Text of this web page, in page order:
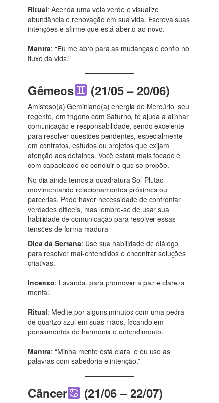
Ritual: Acenda uma vela verde e visualize
abundância e renovação em sua vida. Escreva suas
intenções e afirme que está aberto ao novo.
Mantra: “Eu me abro para as mudanças e confio no
fluxo da vida.”
Gêmeos (21/05 – 20/06)
Amistoso(a) Geminiano(a) energia de Mercúrio, seu
regente, em trígono com Saturno, te ajuda a alinhar
comunicação e responsabilidade, sendo excelente
para resolver questões pendentes, especialmente
em contratos, estudos ou projetos que exijam
atenção aos detalhes. Você estará mais focado e
com capacidade de concluir o que se propõe.
No dia ainda temos a quadratura Sol-Plutão
movimentando relacionamentos próximos ou
parcerias. Pode haver necessidade de confrontar
verdades difíceis, mas lembre-se de usar sua
habilidade de comunicação para resolver essas
tensões de forma madura.
Dica da Semana: Use sua habilidade de diálogo
para resolver mal-entendidos e encontrar soluções
criativas.
Incenso: Lavanda, para promover a paz e clareza
mental.
Ritual: Medite por alguns minutos com uma pedra
de quartzo azul em suas mãos, focando em
pensamentos de harmonia e entendimento.
Mantra: “Minha mente está clara, e eu uso as
palavras com sabedoria e intenção.”
Câncer (21/06 – 22/07)